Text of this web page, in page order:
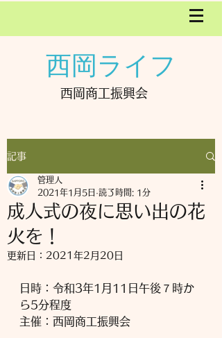
西岡ライフ
西岡商工振興会
記事
成人式の夜に思い出の花
火を！
管理人
2021年1月5日 読了時間: 1分
更新日： 2021年2月20日
日時：令和3年1月11日午後７時か
ら5分程度
主催：西岡商工振興会